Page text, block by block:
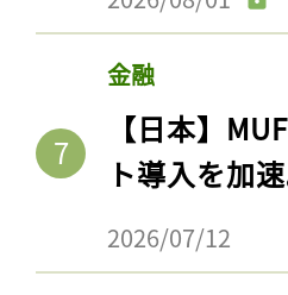
金融
【日本】
ト導入を加
2026/07/12